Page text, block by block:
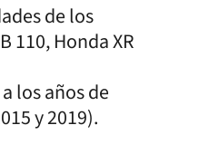
de los
110, Honda XR
los años de
y 2019).